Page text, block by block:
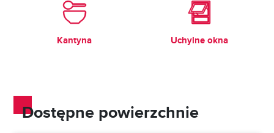
Kantyna Uchylne okna
Dostępne powierzchnie